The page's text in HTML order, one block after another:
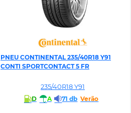
PNEU CONTINENTAL 235/40R18 Y91
CONTI SPORTCONTACT 5 FR
235/40R18 Y91
D A 71 db Verão